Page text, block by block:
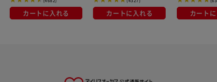
カートに入れる カートに入れる カート